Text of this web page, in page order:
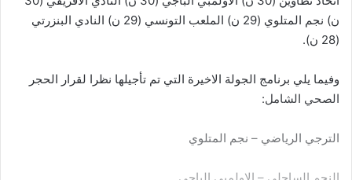
ن) نجم المتلوي (29 ن) الملعب التونسي (29 ن) النادي البنزرتي
(28 ن).
وفيما يلي برنامج الجولة الاخيرة التي تم تأجيلها نظرا لقرار الحجر
الصحي الشامل:
الترجي الرياضي – نجم المتلوي